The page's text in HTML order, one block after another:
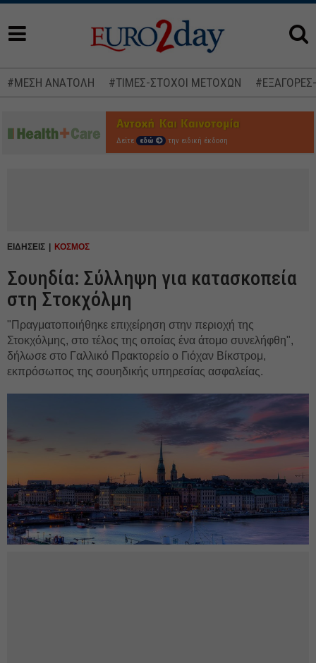
#ΜΕΣΗ ΑΝΑΤΟΛΗ #ΤΙΜΕΣ-ΣΤΟΧΟΙ ΜΕΤΟΧΩΝ
Δείτε εδώ την ειδική έκδοση
ΕΙΔΗΣΕΙΣ ΚΟΣΜΟΣ
Σουηδία: Σύλληψη για κατασκοπεία
στη Στοκχόλμη
"Πραγματοποιήθηκε επιχείρηση στην περιοχή της
Στοκχόλμης, στο τέλος της οποίας ένα άτομο συνελήφθη",
δήλωσε στο Γαλλικό Πρακτορείο ο Γιόχαν Βίκστρομ,
εκπρόσωπος της σουηδικής υπηρεσίας ασφαλείας.